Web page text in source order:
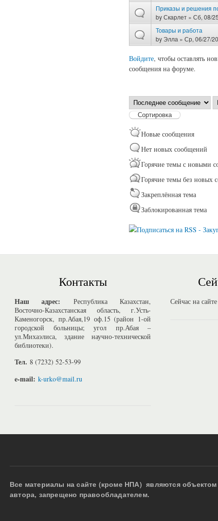
Приказы и решения
byСкарлет » Сб, 08/
Товары и работа
byЭлла » Ср, 06/27/
Войдите, чтобы оставлять
сообщения на форуме.
Страницы
Сортировка по
Новые сообщения
Нет новых сообщений
Горячие темы с новыми
Горячие темы без новых
Закреплённая тема
Заблокированная тема
Контакты
Наш адрес: Республика Казахстан,
Восточно-Казахстанская область, г.Усть-
Каменогорск, пр.Абая,19 оф.15 (район 1-ой
городской больницы; угол пр.Абая –
ул.Михаэлиса, здание научно-технической
библиотеки).
Тел. 8 (7232) 52-53-99
e-mail: k-urko@mail.ru
Сейчас на
Все материалы на сайте (кроме НПА) являются
автора, запрещено правообладателем.